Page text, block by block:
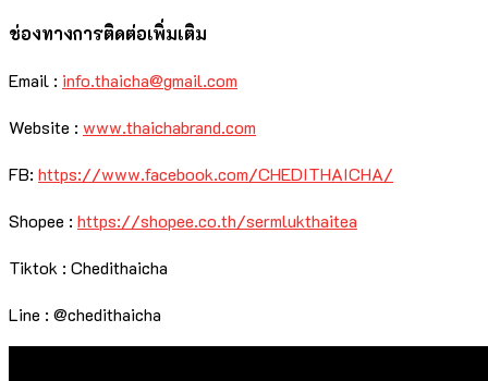
ช่องทางการติดต่อเพิ่มเติม
Email : info.thaicha@gmail.com
Website : www.thaichabrand.com
FB: https://www.facebook.com/CHEDITHAICHA/
Shopee : https://shopee.co.th/sermlukthaitea
Tiktok : Chedithaicha
Line : @chedithaicha